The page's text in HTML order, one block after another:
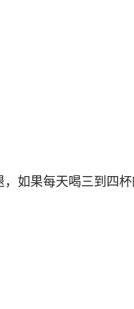
如果每天喝三到四杯